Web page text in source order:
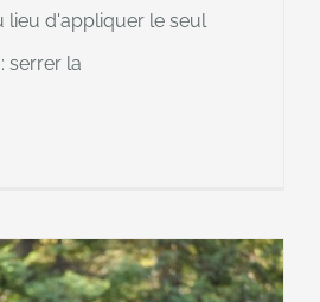
lieu d'appliquer le seul
serrer la